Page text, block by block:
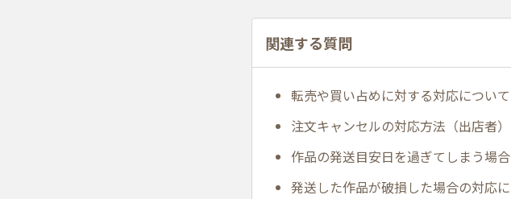
関連する質問
転売や買い占めに対する対応について
注文キャンセルの対応方法（出店者）
作品の発送目安日を過ぎてしまう場
発送した作品が破損した場合の対応